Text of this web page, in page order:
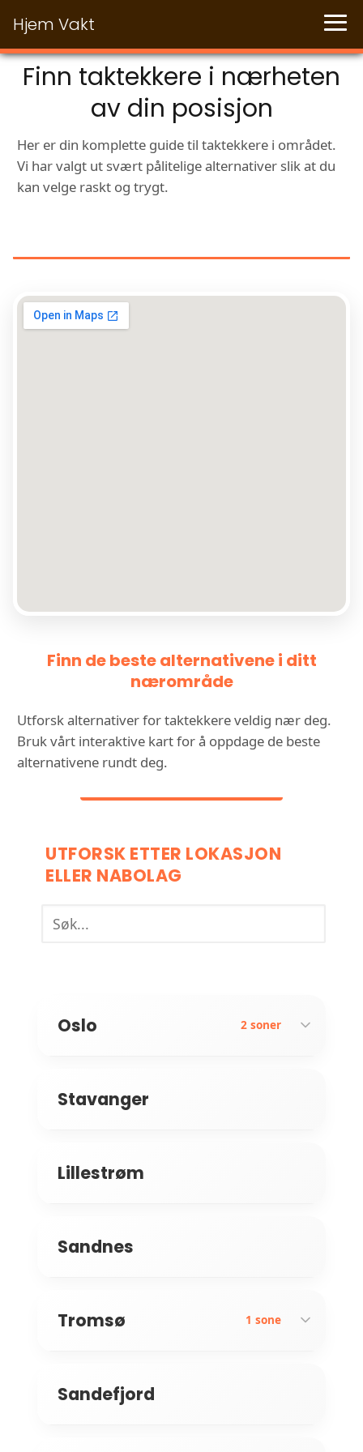
Hjem Vakt
Finn taktekkere i nærheten
av din posisjon
Her er din komplette guide til taktekkere i området.
Vi har valgt ut svært pålitelige alternativer slik at du
kan velge raskt og trygt.
Finn de beste alternativene i ditt
nærområde
Utforsk alternativer for taktekkere veldig nær deg.
Bruk vårt interaktive kart for å oppdage de beste
alternativene rundt deg.
UTFORSK ETTER LOKASJON
ELLER NABOLAG
Oslo 2 soner
Bydel Bjerke
Stavanger
Lillestrøm
Sandnes
Tromsø 1 sone
Skattøra
Sandefjord